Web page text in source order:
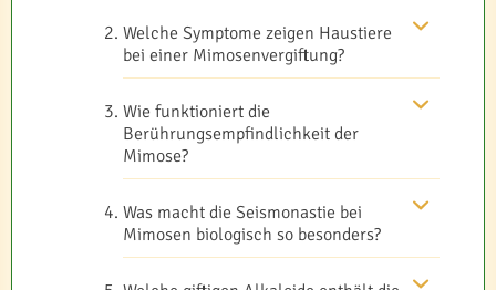
Welche Symptome zeigen Haustiere
bei einer Mimosenvergiftung?
Wie funktioniert die
Berührungsempfindlichkeit der
Mimose?
Was macht die Seismonastie bei
Mimosen biologisch so besonders?